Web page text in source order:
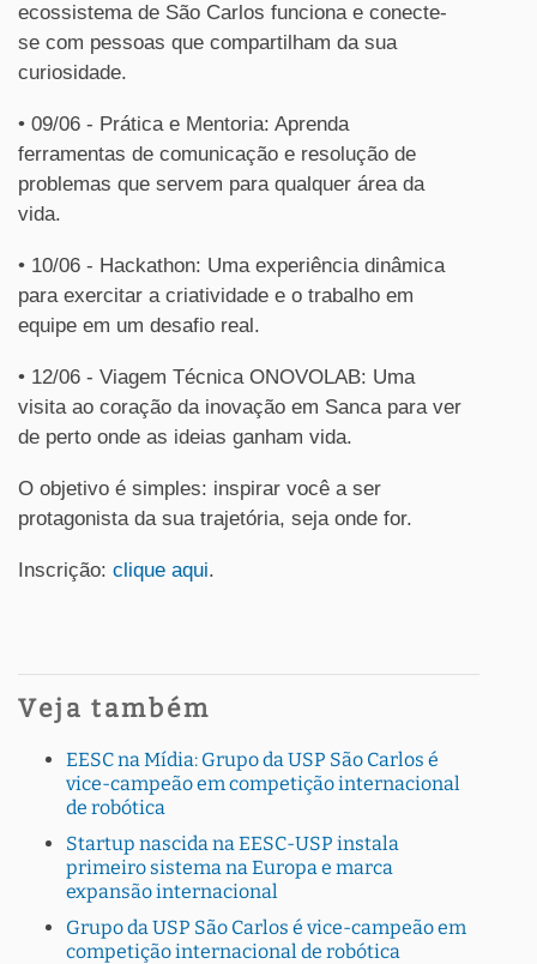
ecossistema de São Carlos funciona e conecte-
se com pessoas que compartilham da sua
curiosidade.
• 09/06 - Prática e Mentoria: Aprenda
ferramentas de comunicação e resolução de
problemas que servem para qualquer área da
vida.
• 10/06 - Hackathon: Uma experiência dinâmica
para exercitar a criatividade e o trabalho em
equipe em um desafio real.
• 12/06 - Viagem Técnica ONOVOLAB: Uma
visita ao coração da inovação em Sanca para ver
de perto onde as ideias ganham vida.
O objetivo é simples: inspirar você a ser
protagonista da sua trajetória, seja onde for.
Inscrição: clique aqui.
Veja também
EESC na Mídia: Grupo da USP São Carlos é
vice-campeão em competição internacional
de robótica
Startup nascida na EESC-USP instala
primeiro sistema na Europa e marca
expansão internacional
Grupo da USP São Carlos é vice-campeão em
competição internacional de robótica